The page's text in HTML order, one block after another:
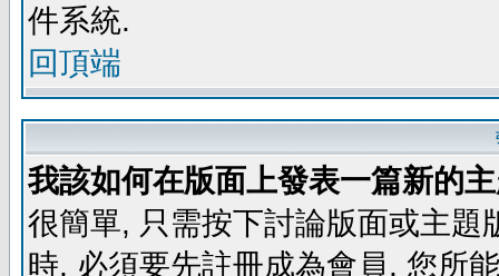
件系統.
回頂端
我該如何在版面上發表一篇新的
很簡單, 只需按下討論版面或主
時, 必須要先註冊成為會員, 您所